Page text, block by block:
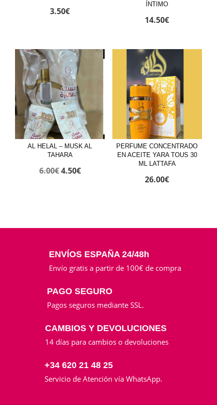
3.50€
ÍNTIMO
14.50€
AL HELAL – MUSK AL
TAHARA
6.00€El
4.50€El
PERFUME CONCENTRADO
EN ACEITE YARA TOUS 30
ML LATTAFA
26.00€
ENVÍOS ESPAÑA 24/48h
Envío gratis a partir de 100€ de compra
PAGO SEGURO
Pagos seguros mediante SSL.
CAMBIOS Y DEVOLUCIONES
14 días para cambios o devoluciones
+34 620 21 48 25
Servicio de Atención vía WhatsApp.